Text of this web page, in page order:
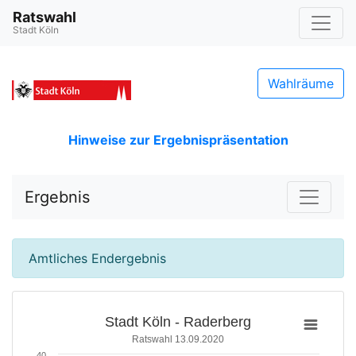
Ratswahl
Stadt Köln
Wahlräume
Hinweise zur Ergebnispräsentation
Ergebnis
Amtliches Endergebnis
Stadt Köln - Raderberg
Ratswahl 13.09.2020